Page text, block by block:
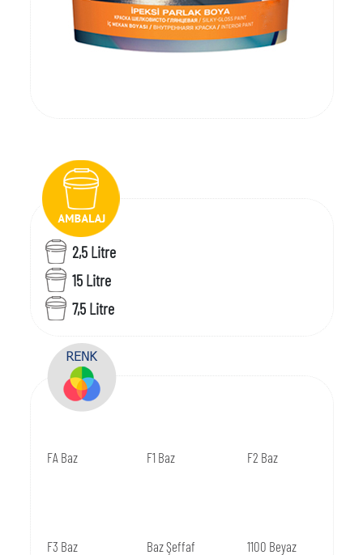
2,5 Litre
15 Litre
7,5 Litre
FA Baz F1 Baz F2 Baz
F3 Baz Baz Şeffaf 1100 Beyaz